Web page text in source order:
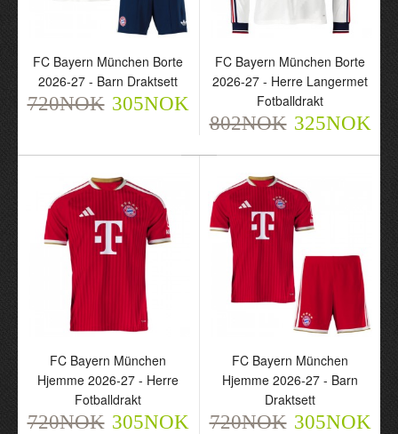
FC Bayern München
Borte 2026-27 - Barn
Draktsett
720NOK 305NOK
FC Bayern München
Borte 2026-27 - Herre
Langermet Fotballdrakt
802NOK 325NOK
FC Bayern München
Hjemme 2026-27 - Herre
Fotballdrakt
FC Bayern München
Hjemme 2026-27 - Barn
Draktsett
FC Bayern München Borte
2026-27 - Barn Draktsett
720NOK 305NOK
FC Bayern München Borte
2026-27 - Herre Langermet
Fotballdrakt
802NOK 325NOK
FC Bayern München
Hjemme 2026-27 - Herre
Fotballdrakt
720NOK 305NOK
FC Bayern München
Hjemme 2026-27 - Barn
Draktsett
720NOK 305NOK